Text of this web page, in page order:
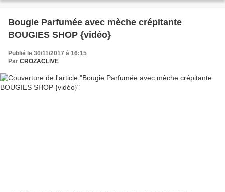
Bougie Parfumée avec mèche crépitante
BOUGIES SHOP {vidéo}
Publié le 30/11/2017 à 16:15
Par CROZACLIVE